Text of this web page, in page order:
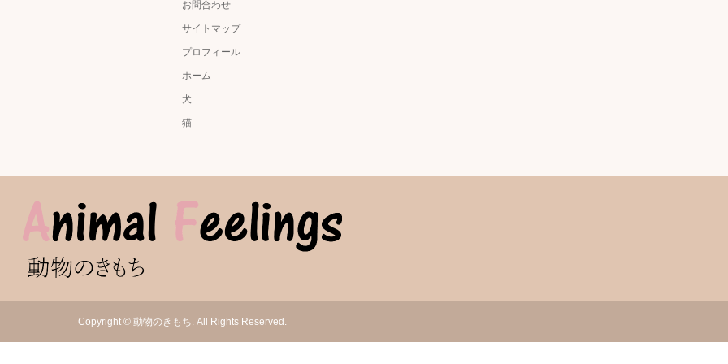
お問合わせ
サイトマップ
プロフィール
ホーム
犬
猫
Copyright © 動物のきもち. All Rights Reserved.